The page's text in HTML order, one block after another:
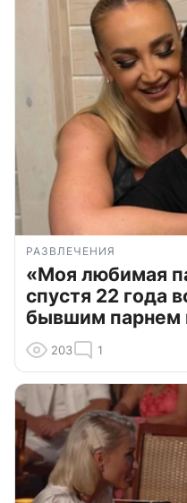
РАЗВЛЕЧЕНИЯ
«Моя любимая
спустя 22 года
бывшим
203 1